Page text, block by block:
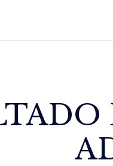
Inaciana